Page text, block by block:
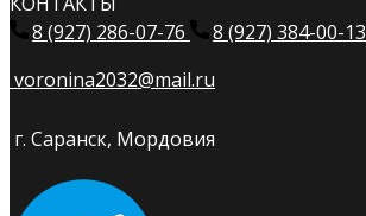
8 (927) 286-07-76
8 (927) 384-00-13
voronina2032@mail.ru
г. Саранск, Мордовия